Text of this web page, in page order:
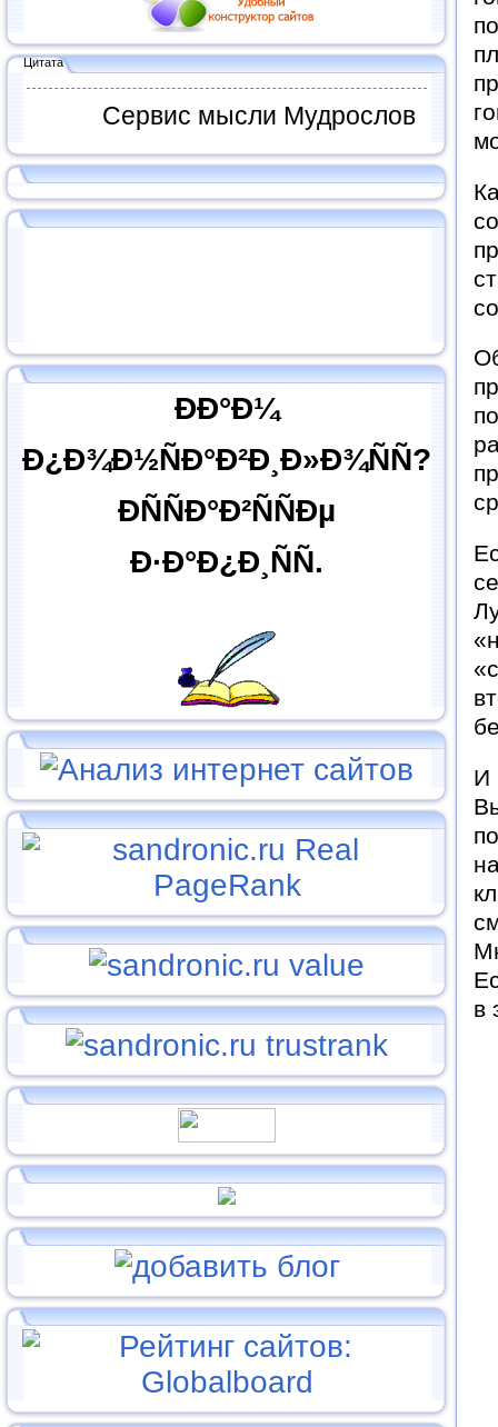
Цитата
Сервис мысли Мудрослов
ÐÐ°Ð¼
Ð¿Ð¾Ð½ÑÐ°Ð²Ð¸Ð»Ð¾ÑÑ?
ÐÑÑÐ°Ð²ÑÑÐµ
Ð·Ð°Ð¿Ð¸ÑÑ.
И
в